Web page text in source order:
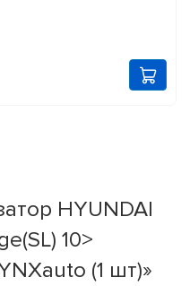
HYUNDAI
10>
(1 шт)»